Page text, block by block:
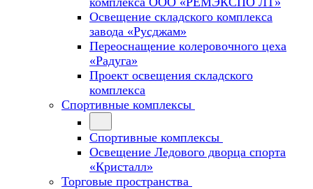
Освещение складского комплекса
завода «Русджам»
Переоснащение колеровочного цеха
«Радуга»
Проект освещения складского
комплекса
Спортивные комплексы
Спортивные комплексы
Освещение Ледового дворца спорта
«Кристалл»
Торговые пространства